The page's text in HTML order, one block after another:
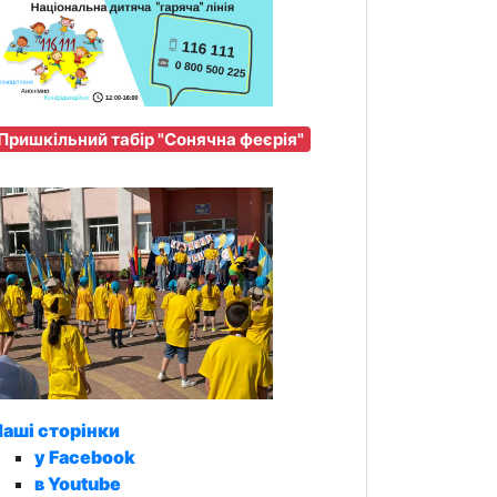
табір "Сонячна феєрія"
сторінки
у Facebook
в Youtube